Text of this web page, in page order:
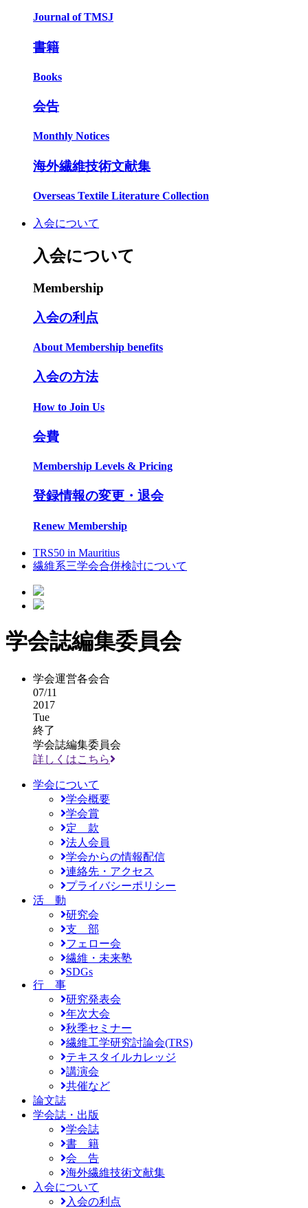
Journal of TMSJ
書籍
Books
会告
Monthly Notices
海外繊維技術文献集
Overseas Textile Literature Collection
入会について
入会について
Membership
入会の利点
About Membership benefits
入会の方法
How to Join Us
会費
Membership Levels & Pricing
登録情報の変更・退会
Renew Membership
TRS50 in Mauritius
繊維系三学会合併検討について
学会誌編集委員会
学会運営各会合
07/11
2017
Tue
終了
学会誌編集委員会
詳しくはこちら
学会について
学会概要
学会賞
定 款
法人会員
学会からの情報配信
連絡先・アクセス
プライバシーポリシー
活 動
研究会
支 部
フェロー会
繊維・未来塾
SDGs
行 事
研究発表会
年次大会
秋季セミナー
繊維工学研究討論会(TRS)
テキスタイルカレッジ
講演会
共催など
論文誌
学会誌・出版
学会誌
書 籍
会 告
海外繊維技術文献集
入会について
入会の利点